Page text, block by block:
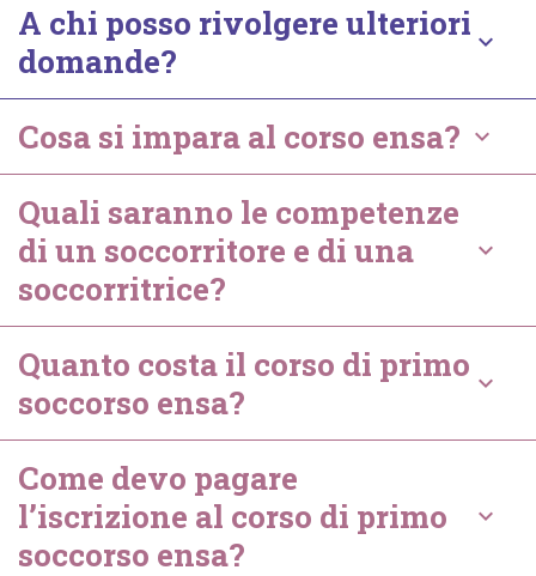
A chi posso rivolgere ulteriori
domande?
keyboard_arrow_down
Cosa si impara al corso ensa? keyboard_arrow_down
Quali saranno le competenze
di un soccorritore e di una
soccorritrice?
keyboard_arrow_down
Quanto costa il corso di primo
soccorso ensa?
keyboard_arrow_down
Come devo pagare
l’iscrizione al corso di primo
soccorso ensa?
keyboard_arrow_down